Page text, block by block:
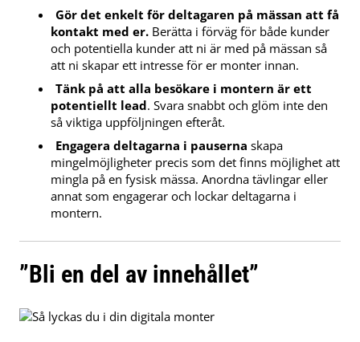
Gör det enkelt för deltagaren på mässan att få
kontakt med er. Berätta i förväg för både kunder
och potentiella kunder att ni är med på mässan så
att ni skapar ett intresse för er monter innan.
Tänk på att alla besökare i montern är ett
potentiellt lead. Svara snabbt och glöm inte den
så viktiga uppföljningen efteråt.
Engagera deltagarna i pauserna skapa
mingelmöjligheter precis som det finns möjlighet att
mingla på en fysisk mässa. Anordna tävlingar eller
annat som engagerar och lockar deltagarna i
montern.
”Bli en del av innehållet”